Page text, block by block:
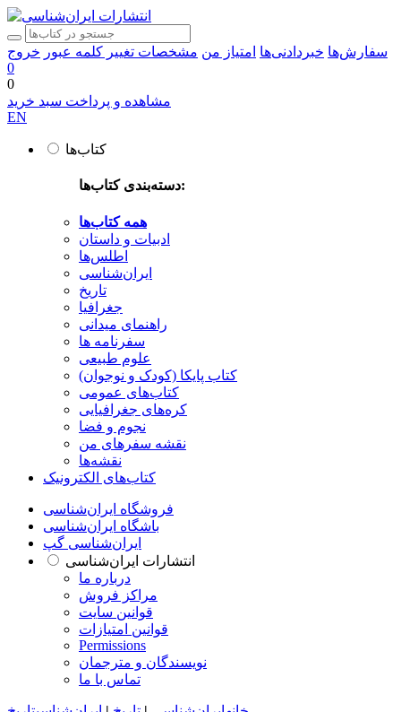
سفارش‌ها خبردادنی‌ها امتیاز من مشخصات تغییر کلمه عبور خروج
0
0
مشاهده و پرداخت سبد خرید
EN
کتاب‌ها
دسته‌بندی کتاب‌ها:
همه کتاب‌ها
ادبیات و داستان
اطلس‌ها
ایران‌شناسی
تاریخ
جغرافیا
راهنمای میدانی
سفرنامه‌ ها
علوم طبیعی
کتاب‌ پایکا (کودک و نوجوان)
کتاب‌های عمومی
کره‌های جغرافیایی
نجوم و فضا
نقشه سفرهای من
نقشه‌ها
کتاب‌های الکترونیک
فروشگاه ایران‌شناسی
باشگاه ایران‌شناسی
ایران‌شناسی گپ
انتشارات ایران‌شناسی
درباره ما
مراکز فروش
قوانین سایت
قوانین امتیازات
Permissions
نویسندگان و مترجمان
تماس با ما